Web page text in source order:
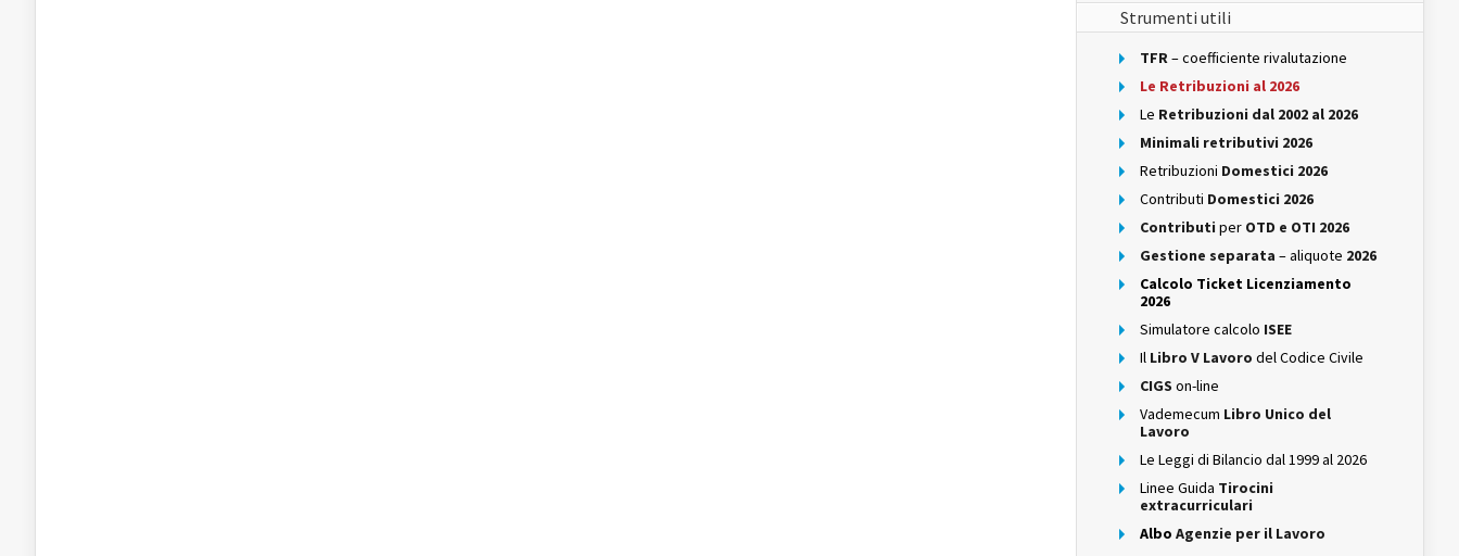
Strumenti utili
TFR– coefficiente rivalutazione
Le Retribuzioni al 2026
Le Retribuzioni dal 2002 al 2026
Minimali retributivi 2026
Retribuzioni Domestici 2026
Contributi Domestici 2026
Contributi per OTD e OTI 2026
Gestione separata – aliquote 2026
Calcolo Ticket Licenziamento
2026
Simulatore calcolo ISEE
Il Libro V Lavoro del Codice Civile
CIGS on-line
Vademecum Libro Unico del
Lavoro
Le Leggi di Bilancio dal 1999 al 2026
Linee Guida Tirocini
extracurriculari
Albo Agenzie per il Lavoro